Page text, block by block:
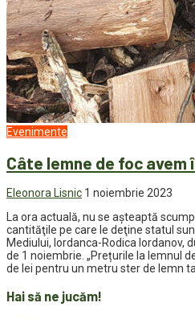
Evenimente
Câte lemne de foc avem
Eleonora Lisnic 1 noiembrie 2023
La ora actuală, nu se aşteaptă
cantităţile pe care le deţine statul
Mediului, Iordanca-Rodica Iordanov,
de 1 noiembrie. „Prețurile la lemnul
de lei pentru un metru ster de lemn
Hai să ne jucăm!